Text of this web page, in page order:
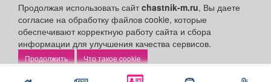
Продолжая использовать сайтchastnik-m.ru, Вы даете
согласие на обработку файлов cookie, которые
обеспечивают корректную работу сайта и сбора
информации для улучшения качества сервисов.
Что такое cookie
Политика конфиденциальности
Публикации с пометкой «Реклама», «На правах рекламы»,
«Партнёрский проект» оплачены рекламодателем.
Редакция сайта не несет ответственности за достоверность
объявлениях.